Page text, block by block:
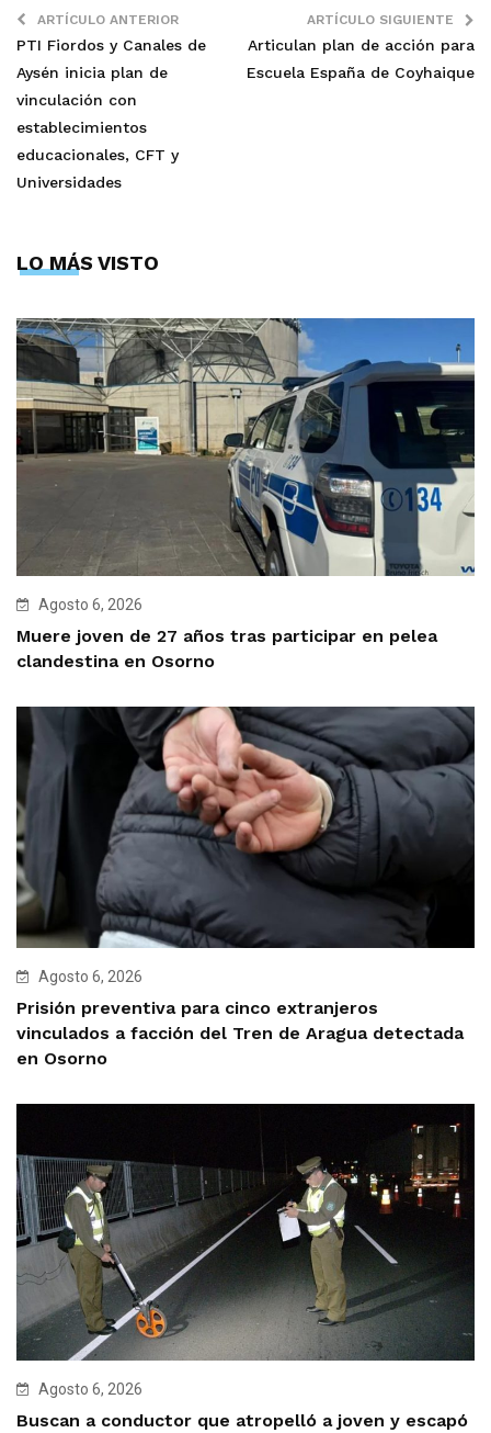
ARTÍCULO ANTERIOR
PTI Fiordos y Canales de
Aysén inicia plan de
vinculación con
establecimientos
educacionales, CFT y
Universidades
ARTÍCULO SIGUIENTE
Articulan plan de acción para
Escuela España de Coyhaique
LO MÁS VISTO
Agosto 6, 2026
Muere joven de 27 años tras participar en pelea
clandestina en Osorno
Agosto 6, 2026
Prisión preventiva para cinco extranjeros
vinculados a facción del Tren de Aragua detectada
en Osorno
Agosto 6, 2026
Buscan a conductor que atropelló a joven y escapó